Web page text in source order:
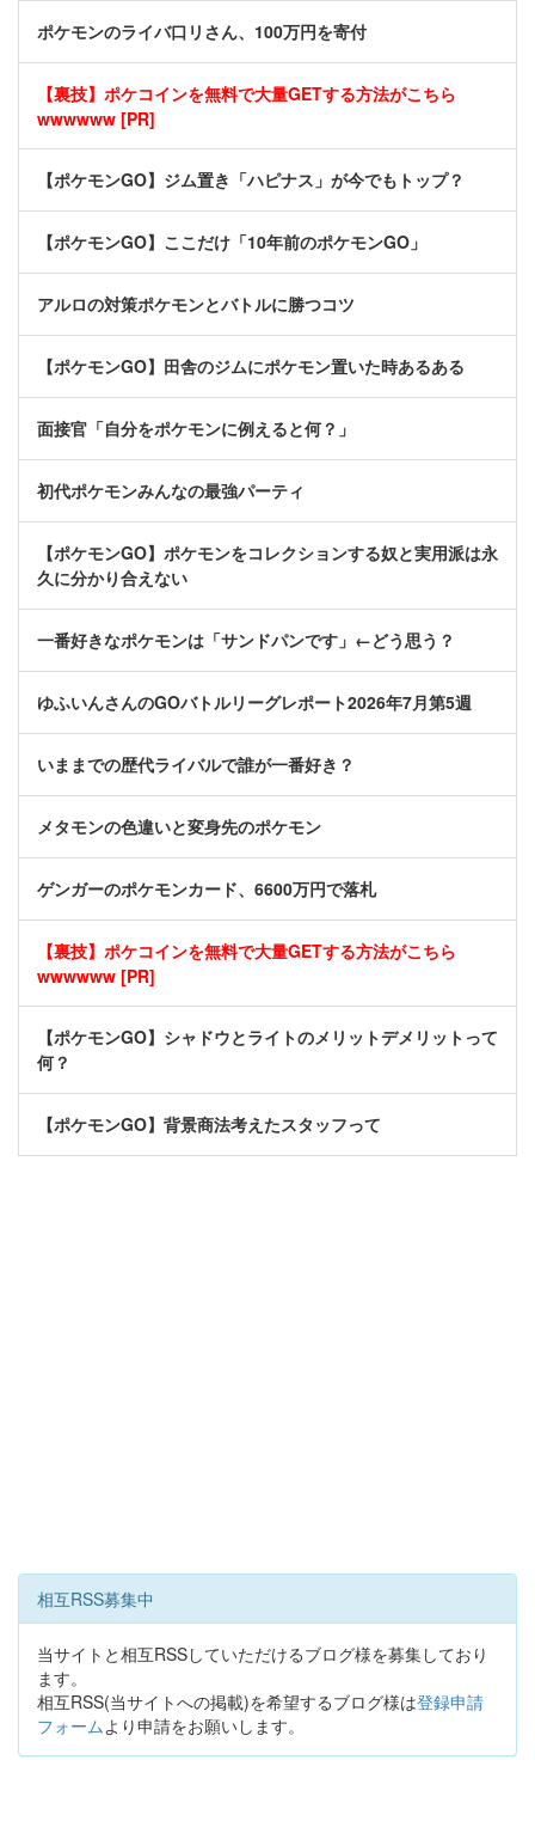
ポケモンのライバ口リさん、100万円を寄付
【裏技】ポケコインを無料で大量GETする方法がこちら
wwwwww [PR]
【ポケモンGO】ジム置き「ハピナス」が今でもトップ？
【ポケモンGO】ここだけ「10年前のポケモンGO」
アルロの対策ポケモンとバトルに勝つコツ
【ポケモンGO】田舎のジムにポケモン置いた時あるある
面接官「自分をポケモンに例えると何？」
初代ポケモンみんなの最強パーティ
【ポケモンGO】ポケモンをコレクションする奴と実用派は永
久に分かり合えない
一番好きなポケモンは「サンドパンです」←どう思う？
ゆふいんさんのGOバトルリーグレポート2026年7月第5週
いままでの歴代ライバルで誰が一番好き？
メタモンの色違いと変身先のポケモン
ゲンガーのポケモンカード、6600万円で落札
【裏技】ポケコインを無料で大量GETする方法がこちら
wwwwww [PR]
【ポケモンGO】シャドウとライトのメリットデメリットって
何？
【ポケモンGO】背景商法考えたスタッフって
相互RSS募集中
当サイトと相互RSSしていただけるブログ様を募集しており
ます。
相互RSS(当サイトへの掲載)を希望するブログ様は登録申請
フォームより申請をお願いします。